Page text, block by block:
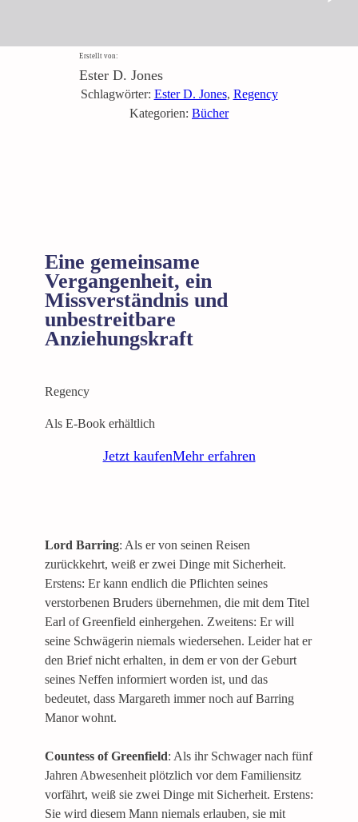
Erstellt von:
Ester D. Jones
Schlagwörter: Ester D. Jones, Regency
Kategorien: Bücher
Eine gemeinsame
Vergangenheit, ein
Missverständnis und
unbestreitbare
Anziehungskraft
Regency
Als E-Book erhältlich
Jetzt kaufenMehr erfahren
Lord Barring: Als er von seinen Reisen
zurückkehrt, weiß er zwei Dinge mit Sicherheit.
Erstens: Er kann endlich die Pflichten seines
verstorbenen Bruders übernehmen, die mit dem Titel
Earl of Greenfield einhergehen. Zweitens: Er will
seine Schwägerin niemals wiedersehen. Leider hat er
den Brief nicht erhalten, in dem er von der Geburt
seines Neffen informiert worden ist, und das
bedeutet, dass Margareth immer noch auf Barring
Manor wohnt.
Countess of Greenfield: Als ihr Schwager nach fünf
Jahren Abwesenheit plötzlich vor dem Familiensitz
vorfährt, weiß sie zwei Dinge mit Sicherheit. Erstens:
Sie wird diesem Mann niemals erlauben, sie mit